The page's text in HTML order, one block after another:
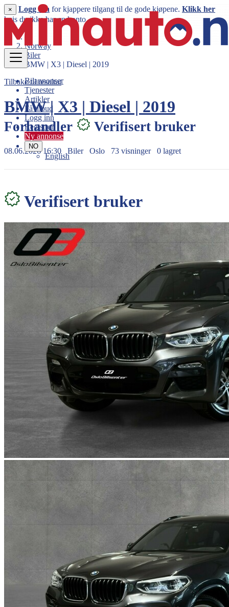
Bilannonser
Tjenester
Artikler
Få tilbud
Logg inn
Registrer
Ny annonse
NO
English
× Logg inn for kjappere tilgang til de gode kjøpene. Klikk her
hvis du ikke har en konto.
Norway
Biler
BMW | X3 | Diesel | 2019
Tilbake til resultat
BMW | X3 | Diesel | 2019
Forhandler Verifisert bruker
08.06.2026 16:30 Biler Oslo 73 visninger 0 lagret
Verifisert bruker